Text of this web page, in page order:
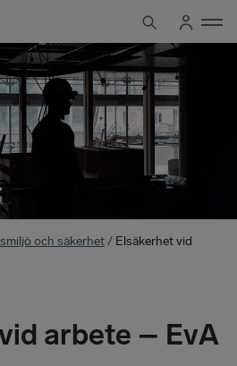
och säkerhet/ Elsäkerhet vid
arbete – EvA